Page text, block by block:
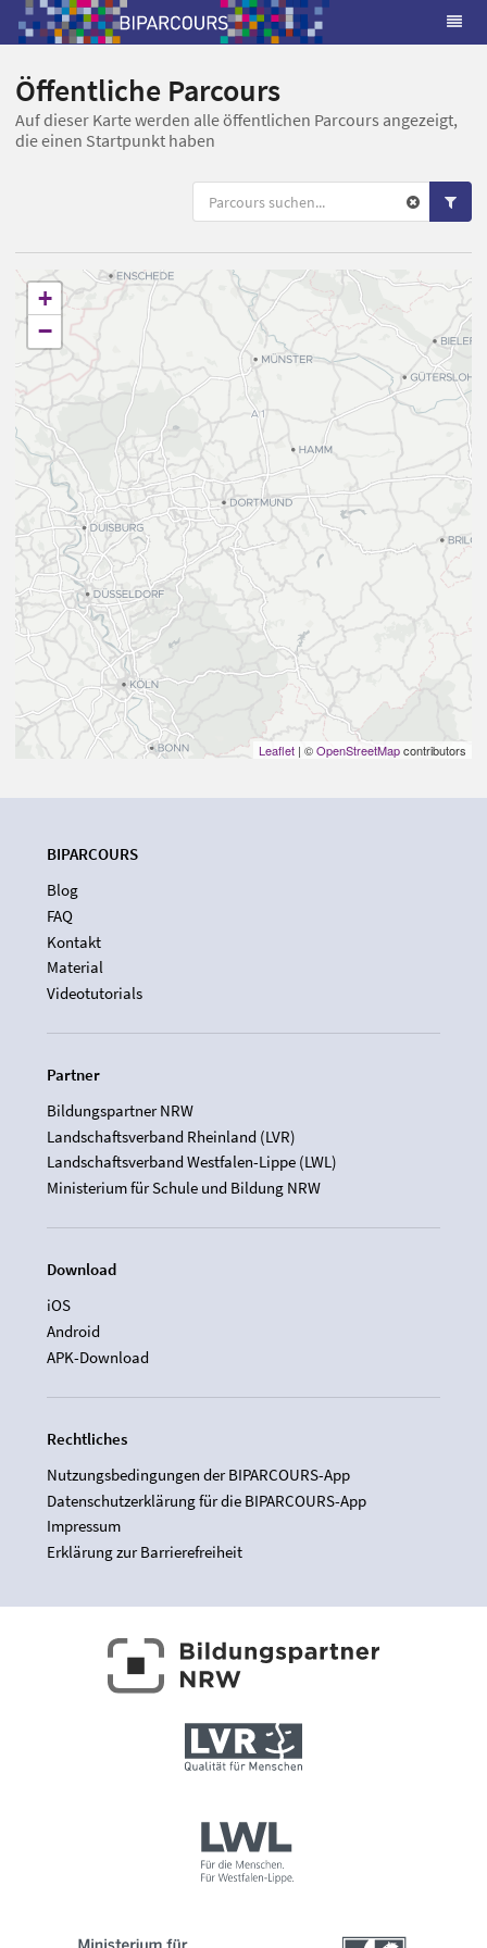
Öffentliche Parcours
Auf dieser Karte werden alle öffentlichen Parcours angezeigt,
die einen Startpunkt haben
+
−
Leaflet | ©OpenStreetMapcontributors
BIPARCOURS
Blog
FAQ
Kontakt
Material
Videotutorials
Partner
Bildungspartner NRW
Landschaftsverband Rheinland (LVR)
Landschaftsverband Westfalen-Lippe (LWL)
Ministerium für Schule und Bildung NRW
Download
iOS
Android
APK-Download
Rechtliches
Nutzungsbedingungen der BIPARCOURS-App
Datenschutzerklärung für die BIPARCOURS-App
Impressum
Erklärung zur Barrierefreiheit